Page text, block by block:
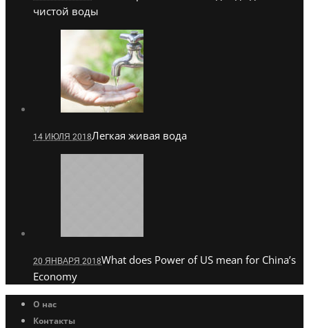
чистой воды
14 ИЮЛЯ 2018Легкая живая вода
20 ЯНВАРЯ 2018What does Power of US mean for China’s
Economy
О нас
Контакты